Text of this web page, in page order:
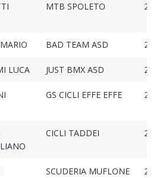
MTB SPOLETO
BAD TEAM ASD
LUCA JUST BMX ASD
GS CICLI EFFE EFFE
CICLI TADDEI
SCUDERIA MUFLONE